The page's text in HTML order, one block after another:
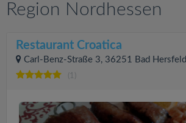
Region Nordhessen
Restaurant Croatica
Carl-Benz-Straße 3, 36251 Bad Hersfeld
(1)